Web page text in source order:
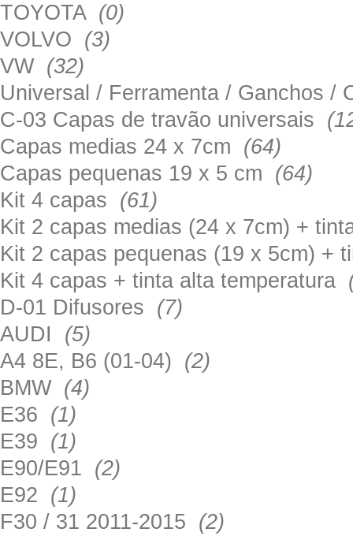
TOYOTA (0)
VOLVO (3)
VW (32)
Universal / Ferramenta / Ganchos
C-03 Capas de travão universais
Capas medias 24 x 7cm (64)
Capas pequenas 19 x 5 cm (64)
Kit 4 capas (61)
Kit 2 capas medias (24 x 7cm) +
Kit 2 capas pequenas (19 x 5cm) +
Kit 4 capas + tinta alta temperatura
D-01 Difusores (7)
AUDI (5)
A4 8E, B6 (01-04) (2)
BMW (4)
E36 (1)
E39 (1)
E90/E91 (2)
E92 (1)
F30 / 31 2011-2015 (2)